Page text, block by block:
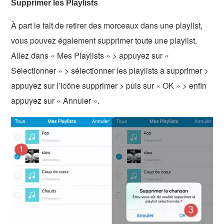
Supprimer les Playlists
À part le fait de retirer des morceaux dans une playlist,
vous pouvez également supprimer toute une playlist.
Allez dans « Mes Playlists » > appuyez sur «
Sélectionner » > sélectionner les playlists à supprimer >
appuyez sur l’icône supprimer > puis sur « OK » > enfin
appuyez sur « Annuler ».